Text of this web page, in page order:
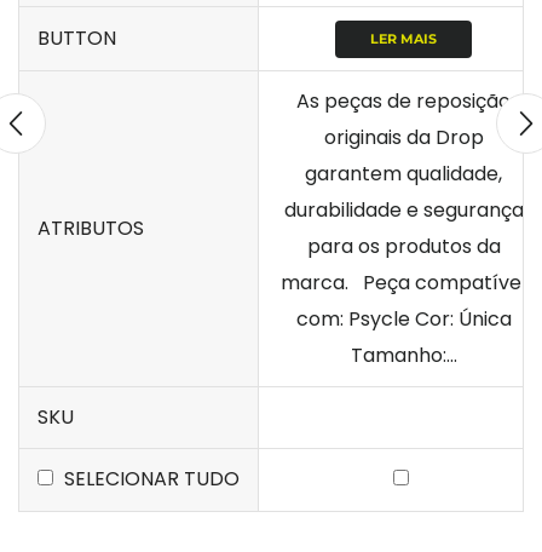
BUTTON LER MAIS
ATRIBUTOS
As peças de reposição
originais da Drop
garantem qualidade,
durabilidade e segurança
para os produtos da
marca. Peça compatível
com: Psycle Cor: Única
Tamanho:...
SKU
SELECIONAR TUDO